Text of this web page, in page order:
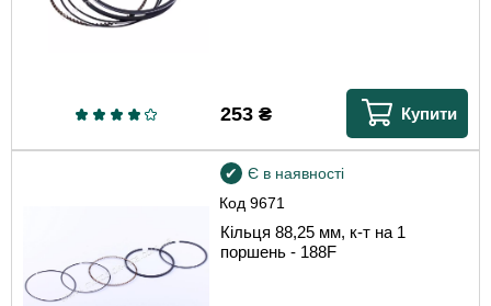
253₴ Купити
Код9671
Є в наявності
Кільця 88,25 мм, к-т на 1
поршень - 188F